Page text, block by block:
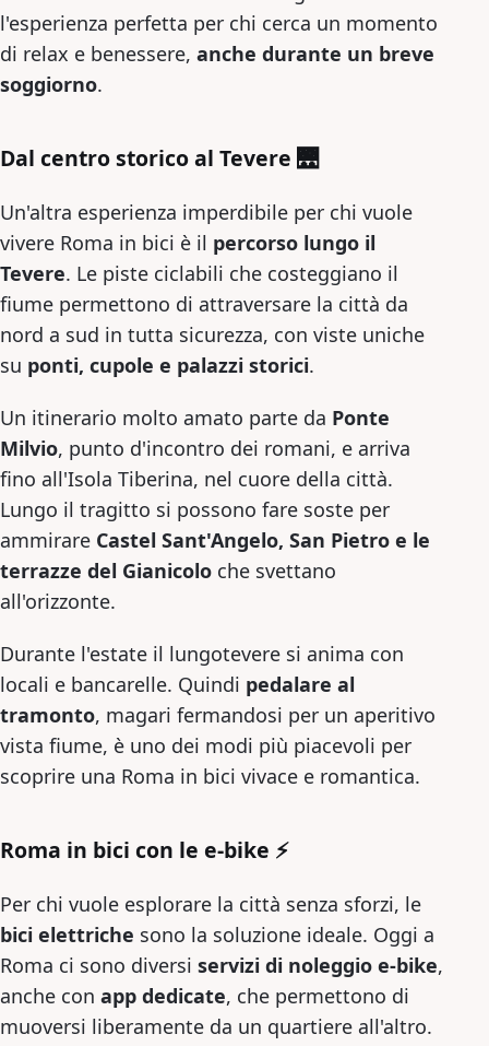
l'esperienza perfetta per chi cerca un momento
di relax e benessere, anche durante un breve
soggiorno.
Dal centro storico al Tevere 🌉
Un'altra esperienza imperdibile per chi vuole
vivere Roma in bici è il percorso lungo il
Tevere. Le piste ciclabili che costeggiano il
fiume permettono di attraversare la città da
nord a sud in tutta sicurezza, con viste uniche
su ponti, cupole e palazzi storici.
Un itinerario molto amato parte da Ponte
Milvio, punto d'incontro dei romani, e arriva
fino all'Isola Tiberina, nel cuore della città.
Lungo il tragitto si possono fare soste per
ammirare Castel Sant'Angelo, San Pietro e le
terrazze del Gianicolo che svettano
all'orizzonte.
Durante l'estate il lungotevere si anima con
locali e bancarelle. Quindi pedalare al
tramonto, magari fermandosi per un aperitivo
vista fiume, è uno dei modi più piacevoli per
scoprire una Roma in bici vivace e romantica.
Roma in bici con le e-bike ⚡
Per chi vuole esplorare la città senza sforzi, le
bici elettriche sono la soluzione ideale. Oggi a
Roma ci sono diversi servizi di noleggio e-bike,
anche con app dedicate, che permettono di
muoversi liberamente da un quartiere all'altro.